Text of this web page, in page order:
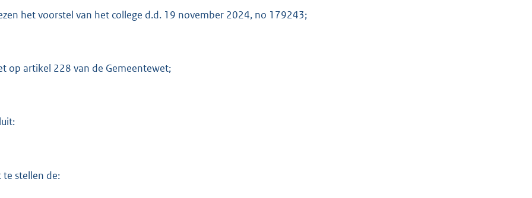
het voorstel van het college d.d. 19 november 2024, no 179243;
op artikel 228 van de Gemeentewet;
te stellen de: